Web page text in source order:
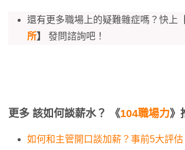
還有更多職場上的疑難雜症嗎？快上
所】 發問諮詢吧！
更多 該如何談薪水？ 《104職場力》
如何和主管開口談加薪？事前5大評